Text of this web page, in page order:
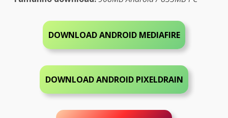
DOWNLOAD ANDROID MEDIAFIRE
DOWNLOAD ANDROID PIXELDRAIN